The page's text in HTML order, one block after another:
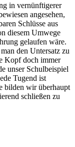
in vernünftigerer
angesehen,
Schlüsse aus
diesem Umwege
gelaufen wäre.
den Untersatz zu
Kopf doch immer
unser Schulbeispiel
Tugend ist
bilden wir überhaupt
schließen zu